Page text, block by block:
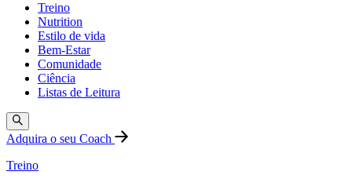
Treino
Nutrition
Estilo de vida
Bem-Estar
Comunidade
Ciência
Listas de Leitura
Adquira o seu Coach
Treino